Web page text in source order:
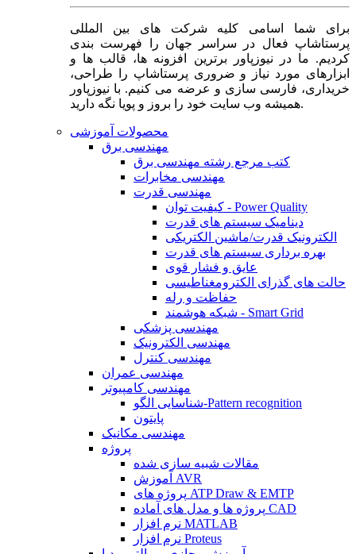
برای شما اسامی کلیه شرکت های بین المللی
پرستاشاپ فعال در سراسر جهان را فهرست بندی
کردیم. ما در نیوزپاور برترین افزونه ها، قالب ها و
ابزارهای مورد نیاز و ضروری پرستاشاپ را طراحی،
خریداری، فارسی سازی و عرضه می کنیم. با نیوزپاور
همیشه وب سایت خود را بروز و پویا نگه دارید.
محصولات آموزشی
مهندسی برق
کتب مرجع رشته مهندسی برق
مهندسی مخابرات
مهندسی قدرت
کیفیت توان - Power Quality
دینامیک سیستم های قدرت
الکترونیک قدرت/ماشین الکتریکی
بهره برداری سیستم های قدرت
عایق و فشار قوی
حالت های گذرای الکترومغناطیسی
حفاظت و رله
شبکه هوشمند - Smart Grid
مهندسی پزشکی
مهندسی الکترونیک
مهندسی کنترل
مهندسی عمران
مهندسی کامپیوتر
شناسایی الگو-Pattern recognition
پایتون
مهندسی مکانیک
پروژه
مقالات شبیه سازی شده
آموزش AVR
پروژه های ATP Draw & EMTP
پروژه ها و مدل های آماده CAD
نرم افزار MATLAB
نرم افزار Proteus